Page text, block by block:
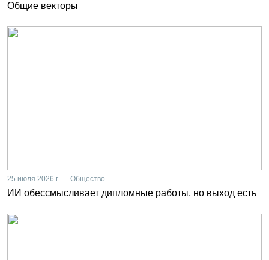
Общие векторы
25 июля 2026 г. — Общество
ИИ обессмысливает дипломные работы, но выход есть